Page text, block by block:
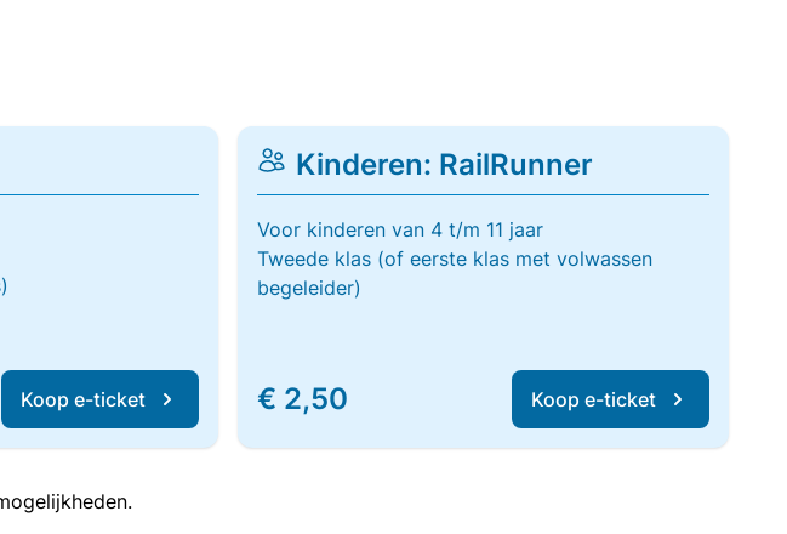
Koop e-ticket
Kinderen: RailRunner
Voor kinderen van 4 t/m 11 jaar
Tweede klas (of eerste klas met volwassen
begeleider)
€ 2,50 Koop e-ticket